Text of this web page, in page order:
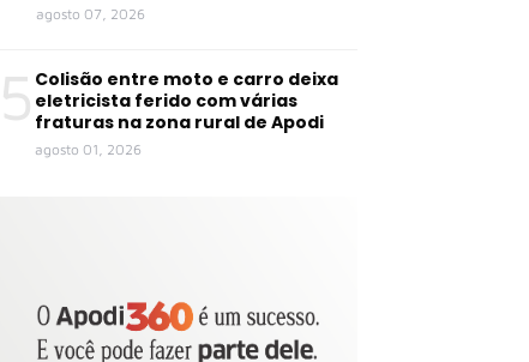
agosto 07, 2026
5 Colisão entre moto e carro deixa
eletricista ferido com várias
fraturas na zona rural de Apodi
agosto 01, 2026